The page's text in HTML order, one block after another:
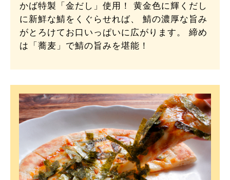
かば特製「金だし」使用！ 黄金色に輝くだし
に新鮮な鯖をくぐらせれば、 鯖の濃厚な旨み
がとろけてお口いっぱいに広がります。 締め
は「蕎麦」で鯖の旨みを堪能！